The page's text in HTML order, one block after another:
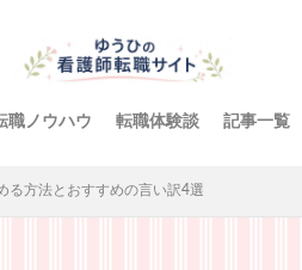
職ノウハウ 転職体験談 記事一覧
る方法とおすすめの言い訳4選